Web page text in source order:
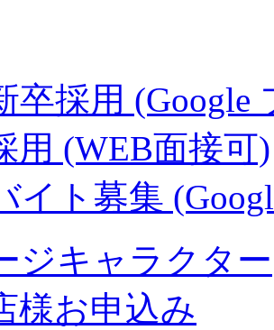
卒採用 (Google
用 (WEB面接可)
イト募集
ジキャラクター
様お申込み